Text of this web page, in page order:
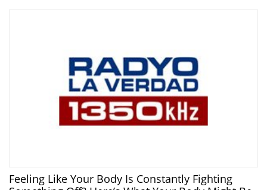
Feeling Like Your Body Is Constantly Fighting